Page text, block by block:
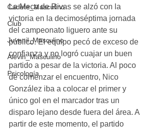
Cadete_Masculino
Club
Juvenil_Masculino
Alevin_Masculino
Psicología
La Meca de Rivas se alzó con la
victoria en la decimoséptima jornada
del campeonato liguero ante su
público. El equipo pecó de exceso de
confianza y no logró cuajar un buen
partido a pesar de la victoria. Al poco
de comenzar el encuentro, Nico
González iba a colocar el primer y
único gol en el marcador tras un
disparo lejano desde fuera del área. A
partir de este momento, el partido